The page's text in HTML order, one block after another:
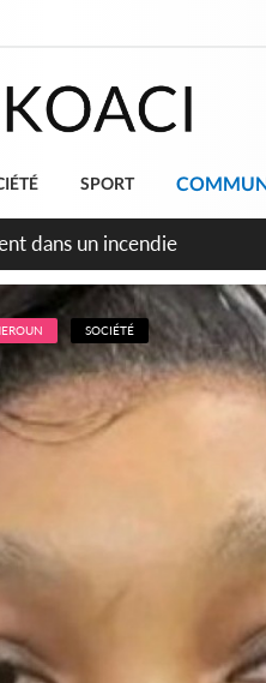
SPORT
nationale transformée en
SOCIÉTÉ